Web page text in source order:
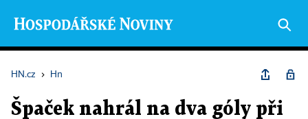
HN.cz › Hn
Špaček nahrál na dva góly při